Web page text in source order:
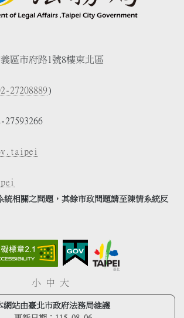
區市府路1號8樓東北區
27208889)
27593266
統相關之問題，其餘市政問題請至陳情系統反
小 中 大
網站由臺北市政府法務局維護